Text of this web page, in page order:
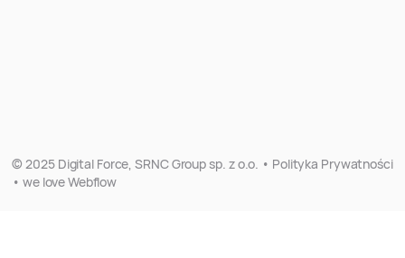
© 2025 Digital Force, SRNC Group sp. z o.o. • Polityka Prywatności
• we love Webflow